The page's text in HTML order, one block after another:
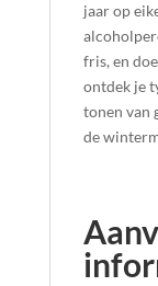
jaar op
fris, en
ontdek je
tonen van
de